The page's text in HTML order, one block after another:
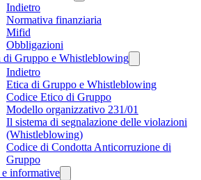
Indietro
Normativa finanziaria
Mifid
Obbligazioni
di Gruppo e Whistleblowing
Indietro
Etica di Gruppo e Whistleblowing
Codice Etico di Gruppo
Modello organizzativo 231/01
Il sistema di segnalazione delle violazioni
(Whistleblowing)
Codice di Condotta Anticorruzione di
Gruppo
informative